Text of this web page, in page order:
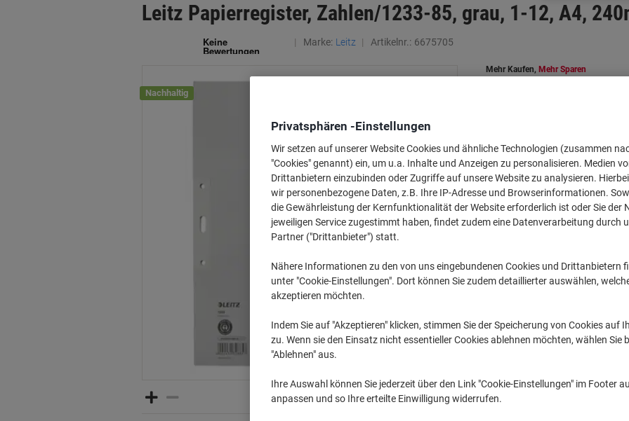
Leitz Papierregister, Zahlen/1233-85, grau, 1-12, A4,
Marke: Leitz Artikelnr.: 6675705
Nachhaltig
Mehr Kaufen, Mehr Sparen
Menge exkl. USt
1-9Stück 7,39 €
10-19Stück 6,69 € -9%
20+ Stück 5,99 € -18%
Vor 17:00 Uhr
Menge
Haupteigenschaften
Privatsphären -Einstellungen
Wir setzen auf unserer Website Cookies und ähnliche Technologien (zusammen
"Cookies" genannt) ein, um u.a. Inhalte und Anzeigen zu personalisieren. Medien
Drittanbietern einzubinden oder Zugriffe auf unsere Website zu analysieren.
wir personenbezogene Daten, z.B. Ihre IP-Adresse und Browserinformationen.
die Gewährleistung der Kernfunktionalität der Website erforderlich ist oder Sie der
jeweiligen Service zugestimmt haben, findet zudem eine Datenverarbeitung durch
Partner ("Drittanbieter") statt.
Nähere Informationen zu den von uns eingebundenen Cookies und Drittanbietern
unter "Cookie-Einstellungen". Dort können Sie zudem detaillierter auswählen,
akzeptieren möchten.
Indem Sie auf "Akzeptieren" klicken, stimmen Sie der Speicherung von Cookies auf
zu. Wenn sie den Einsatz nicht essentieller Cookies ablehnen möchten, wählen Sie
"Ablehnen" aus.
Ihre Auswahl können Sie jederzeit über den Link "Cookie-Einstellungen" im Footer
anpassen und so Ihre erteilte Einwilligung widerrufen.